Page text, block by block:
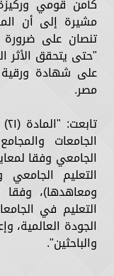
كأمن قومي
تنصان على ضرورة
"حتى يتحقق الأثر
على شهادة
مصر.
الجامعات
الجامعي وفقا
التعليم
ومعاهدها)، وفقا
التعليم في
الجودة العالمية،
والباحثين".